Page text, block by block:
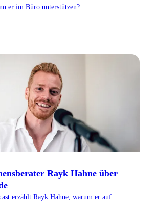
er im Büro unterstützen?
Rayk Hahne über
erzählt Rayk Hahne, warum er auf